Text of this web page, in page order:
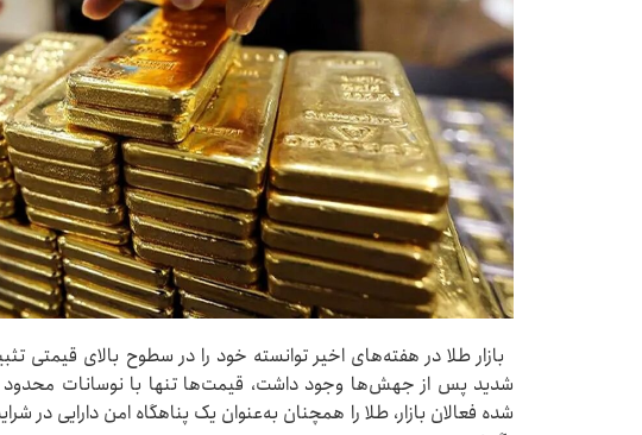
بازار طلا در هفته‌های اخیر توانسته خود را در سطوح بالای قیمتی
شدید پس از جهش‌ها وجود داشت، قیمت‌ها تنها با نوسانات محدود
شده فعالان بازار، طلا را همچنان به‌عنوان یک پناهگاه امن دارایی در